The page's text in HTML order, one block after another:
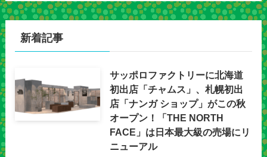
新着記事
サッポロファクトリーに北海道
初出店「チャムス」、札幌初出
店「ナンガ ショップ」がこの秋
オープン！「THE NORTH
FACE」は日本最大級の売場にリ
ニューアル